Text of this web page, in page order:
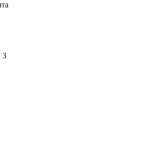
благоустройство
площадок
покрытия для площадок
МАФ
в Твери
3